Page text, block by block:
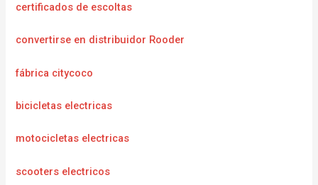
certificados de escoltas
convertirse en distribuidor Rooder
fábrica citycoco
bicicletas electricas
motocicletas electricas
scooters electricos